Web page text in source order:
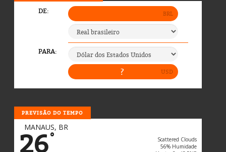
PREVISÃO DO TEMPO
MANAUS, BR
26°
Scattered Clouds
56% Humidade